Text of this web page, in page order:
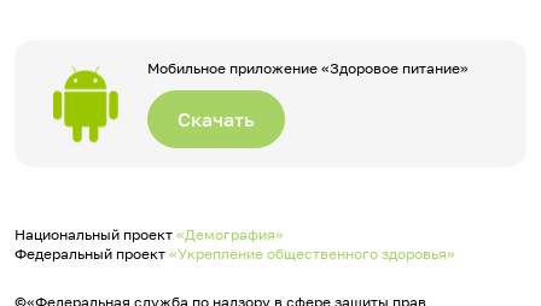
Мобильное приложение «Здоровое питание»
Скачать
Национальный проект «Демография»
Федеральный проект «Укрепление общественного здоровья»
©«Федеральная служба по надзору в сфере защиты прав